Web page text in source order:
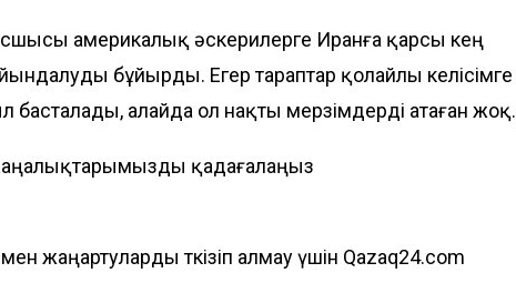
америкалық әскерилерге Иранға қарсы кең
бұйырды. Егер тараптар қолайлы келісімге
басталады, алайда ол нақты мерзімдерді атаған жоқ.
қадағалаңыз
жаңартуларды өткізіп алмау үшін Qazaq24.com